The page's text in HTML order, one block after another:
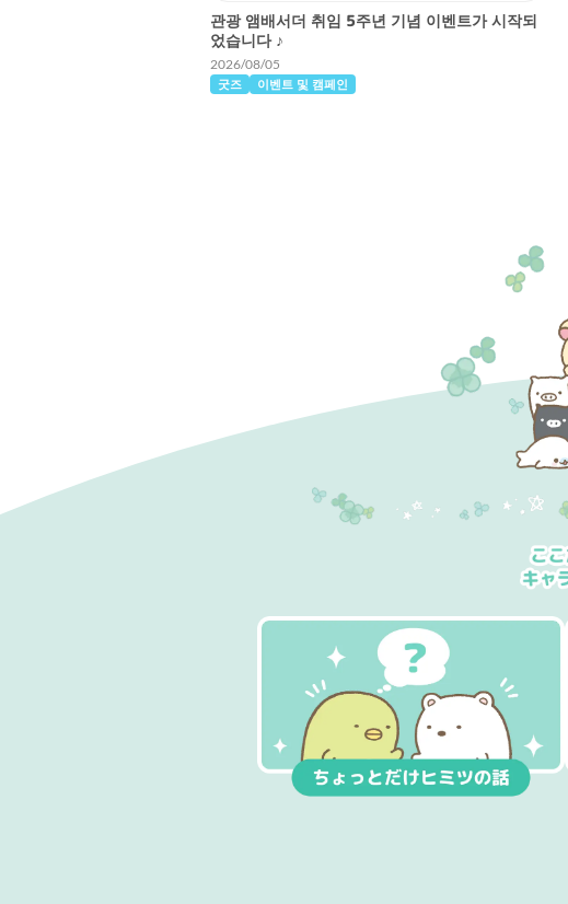
관광 앰배서더 취임 5주년 기념 이벤트가 시작되
었습니다 ♪
2026/08/05
굿즈 이벤트 및 캠페인